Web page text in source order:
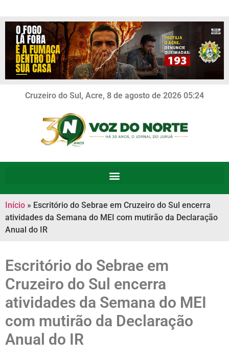
Cruzeiro do Sul, Acre, 8 de agosto de 2026 05:24
Início » Escritório do Sebrae em Cruzeiro do Sul encerra
atividades da Semana do MEI com mutirão da Declaração
Anual do IR
Escritório do Sebrae em
Cruzeiro do Sul encerra
atividades da Semana do MEI
com mutirão da Declaração
Anual do IR